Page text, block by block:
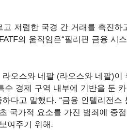
저렴한 국경 간 거래를 촉진하
의 움직임은“필리핀 금융 시
오스와 네팔 (라오스와 네팔)이
수 경제 구역 내부에 기반을 둔
다고 말했다. “금융 인텔리전스
국가적 요소를 가진 범죄에 중
여주기 위해.